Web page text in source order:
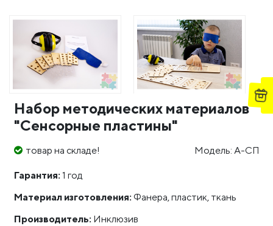
Набор методических материалов
"Сенсорные пластины"
товар на складе! Модель: А-СП
Гарантия: 1 год
Материал изготовления: Фанера, пластик, ткань
Производитель: Инклюзив